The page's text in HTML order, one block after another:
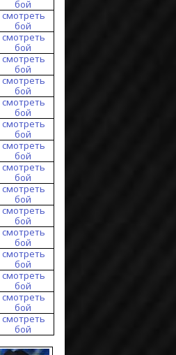
бой
смотреть
бой
смотреть
бой
смотреть
бой
смотреть
бой
смотреть
бой
смотреть
бой
смотреть
бой
смотреть
бой
смотреть
бой
смотреть
бой
смотреть
бой
смотреть
бой
смотреть
бой
смотреть
бой
смотреть
бой